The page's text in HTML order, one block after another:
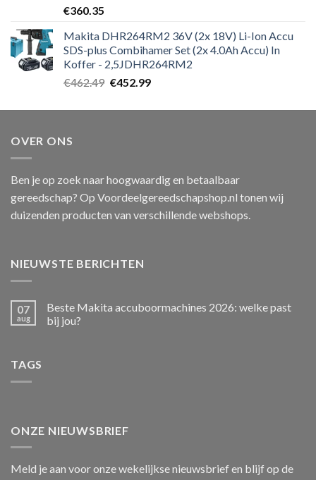
€360.35
Makita DHR264RM2 36V (2x 18V) Li-Ion Accu
SDS-plus Combihamer Set (2x 4.0Ah Accu) In
Koffer - 2,5JDHR264RM2
€462.49 Oorspronkelijke
was:
€452.99Huidige
is:
OVER ONS
Ben je op zoek naar hoogwaardig en betaalbaar
gereedschap? Op Voordeelgereedschapshop.nl tonen wij
duizenden producten van verschillende webshops.
NIEUWSTE BERICHTEN
07
aug
Beste Makita accuboormachines 2026: welke past
bij jou?
TAGS
ONZE NIEUWSBRIEF
Meld je aan voor onze wekelijkse nieuwsbrief en blijf op de